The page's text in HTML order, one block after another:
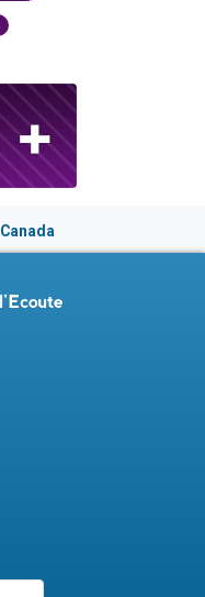
Canada